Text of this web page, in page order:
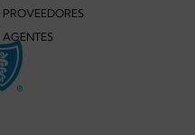
PROVEEDORES
AGENTES